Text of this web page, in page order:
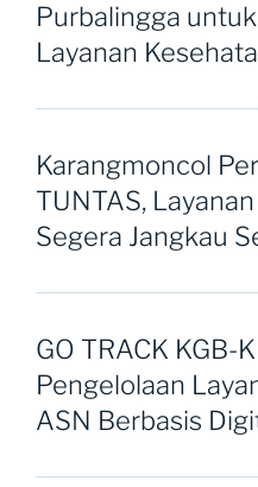
Purbalingga
Layanan
Karangmoncol
TUNTAS,
Segera Jangkau
GO TRACK KGB-
Pengelolaan
ASN Berbasis